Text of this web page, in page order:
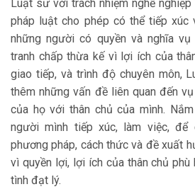
Luật sư với trách nhiệm nghề
pháp luật cho phép có thể tiếp xúc
những người có quyền và nghĩa
tranh chấp thừa kế vì lợi ích của
giao tiếp, và trình độ chuyên môn,
thêm những vấn đề liên quan đến
của họ với thân chủ của mình.
người mình tiếp xúc, làm việc, để
phương pháp, cách thức và đề xuất
vì quyền lợi, lợi ích của thân chủ
tình đạt lý.